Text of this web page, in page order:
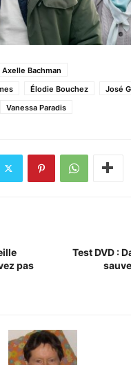
Axelle Bachman
Élodie Bouchez
José
Vanessa Paradis
pas
Test DVD :